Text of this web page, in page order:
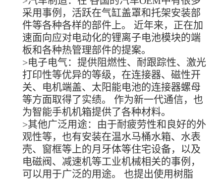
采用事例，活跃在气缸盖罩和托架安装部
件等各种各样的部件上。 近年来，正在加
速面向应对电动化的锂离子电池模块的端
板和各种热管理部件的提案。
>电子电气：提供阻燃性、耐跟踪性、激光
打印性等优异的等级，在连接器、磁性开
关、电机端盖、太阳能电池的连接器螺母
等方面取得了实绩。 作为新一代通信，也
为智能手机机箱提供了各种材料。
>其他广泛用途：由于耐疲劳性和良好的外
观性等，也有安装在温水马桶水箱、水表
壳、窗框等上的月牙体等住宅设备，以及
电磁阀、减速机等工业机械相关的事例，
可以用于广泛的用途。 也提出使用树脂